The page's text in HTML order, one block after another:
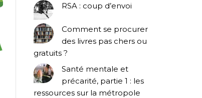
RSA : coup d’envoi
Comment se procurer
des livres pas chers ou
gratuits ?
Santé mentale et
précarité, partie 1 : les
ressources sur la métropole